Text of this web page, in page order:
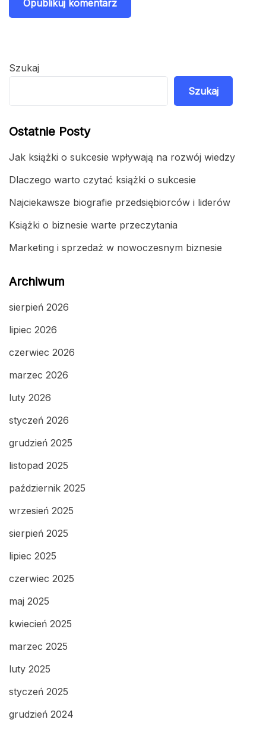
Szukaj
Szukaj
Ostatnie Posty
Jak książki o sukcesie wpływają na rozwój wiedzy
Dlaczego warto czytać książki o sukcesie
Najciekawsze biografie przedsiębiorców i liderów
Książki o biznesie warte przeczytania
Marketing i sprzedaż w nowoczesnym biznesie
Archiwum
sierpień 2026
lipiec 2026
czerwiec 2026
marzec 2026
luty 2026
styczeń 2026
grudzień 2025
listopad 2025
październik 2025
wrzesień 2025
sierpień 2025
lipiec 2025
czerwiec 2025
maj 2025
kwiecień 2025
marzec 2025
luty 2025
styczeń 2025
grudzień 2024